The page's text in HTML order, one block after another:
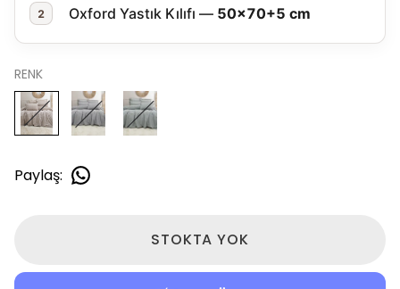
2 Oxford Yastık Kılıfı — 50×70+5 cm
RENK
Paylaş:
STOKTA YOK